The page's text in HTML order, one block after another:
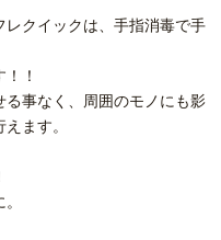
クイックは、手指消毒で手
！
事なく、周囲のモノにも影
ます。